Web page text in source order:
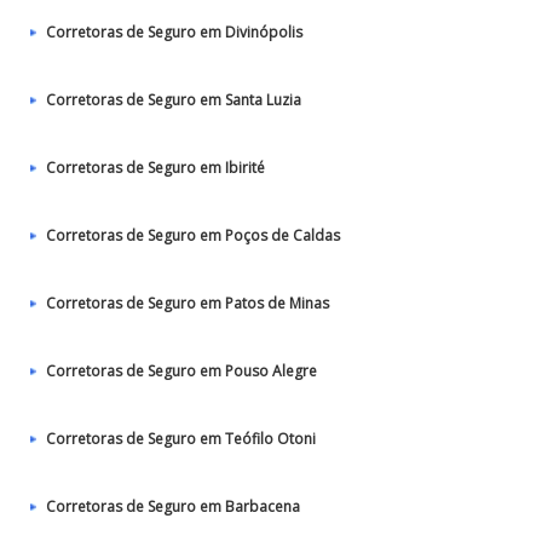
Corretoras de Seguro em Divinópolis
Corretoras de Seguro em Santa Luzia
Corretoras de Seguro em Ibirité
Corretoras de Seguro em Poços de Caldas
Corretoras de Seguro em Patos de Minas
Corretoras de Seguro em Pouso Alegre
Corretoras de Seguro em Teófilo Otoni
Corretoras de Seguro em Barbacena